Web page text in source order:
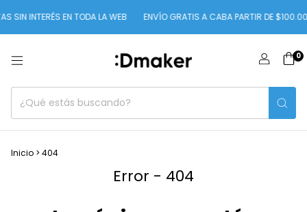
SIN INTERÉS EN TODA LA WEB ENVÍO GRATIS A CABA PARTIR DE
0
Inicio > 404
Error - 404